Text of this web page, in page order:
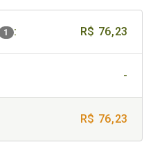
1 : R$ 76,23
-
R$ 76,23